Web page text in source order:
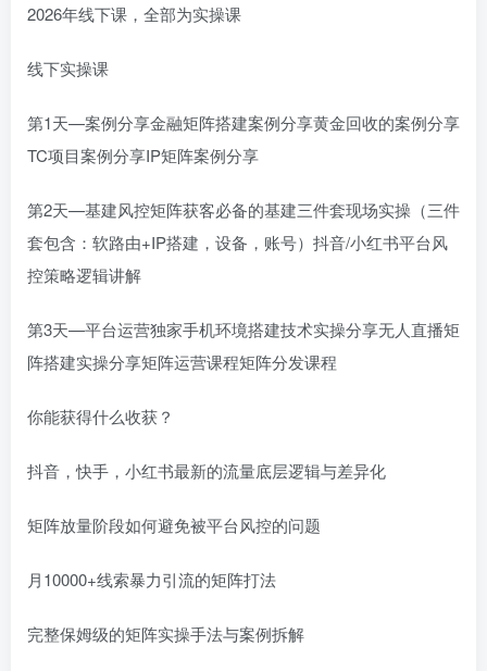
2026年线下课，全部为实操课
线下实操课
第1天—案例分享金融矩阵搭建案例分享黄金回收的案例分享
TC项目案例分享IP矩阵案例分享
第2天—基建风控矩阵获客必备的基建三件套现场实操（三件
套包含：软路由+IP搭建，设备，账号）抖音/小红书平台风
控策略逻辑讲解
第3天—平台运营独家手机环境搭建技术实操分享无人直播矩
阵搭建实操分享矩阵运营课程矩阵分发课程
你能获得什么收获？
抖音，快手，小红书最新的流量底层逻辑与差异化
矩阵放量阶段如何避免被平台风控的问题
月10000+线索暴力引流的矩阵打法
完整保姆级的矩阵实操手法与案例拆解